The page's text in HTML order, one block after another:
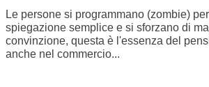
Le persone si programmano (zombie)
spiegazione semplice e si sforzano di
convinzione, questa è l'essenza del
anche nel commercio...